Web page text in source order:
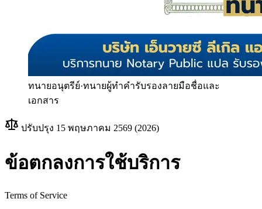
ทนายอนุตรีย์·ทนายผู้ทำคำรับรองลายมือชื่อและ
เอกสาร
ปรับปรุง 15 พฤษภาคม 2569 (2026)
ข้อตกลงการใช้บริการ
Terms of Service